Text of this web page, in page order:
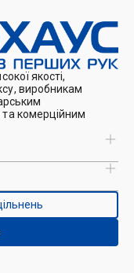
якості,
виробникам
комерційним